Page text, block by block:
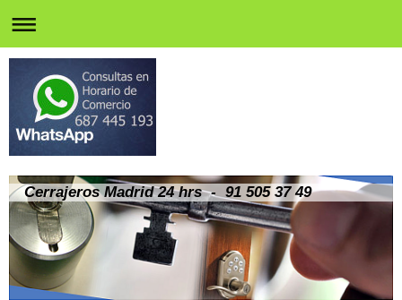
Cerrajeros Madrid 24 hrs - 91 505 37 49